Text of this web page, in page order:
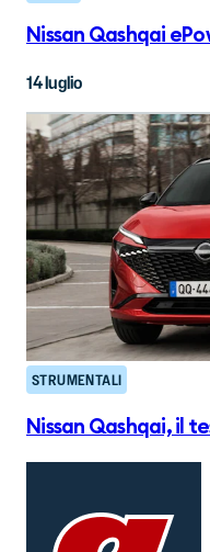
Nissan Qashqai
14 luglio
STRUMENTALI
Nissan Qashqai, il